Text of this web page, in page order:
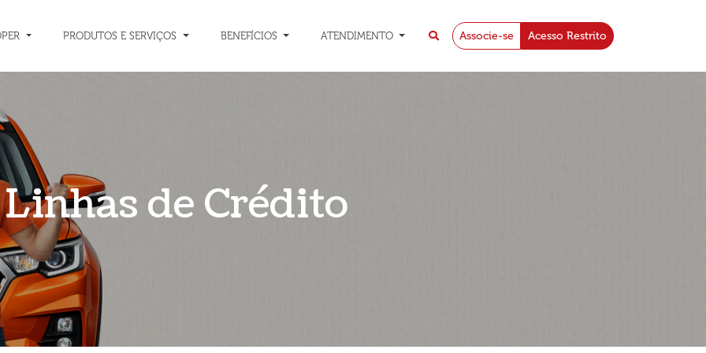
PRODUTOS E SERVIÇOS BENEFÍCIOS ATENDIMENTO Associe-se Acesso Restrito
Linhas de Crédito